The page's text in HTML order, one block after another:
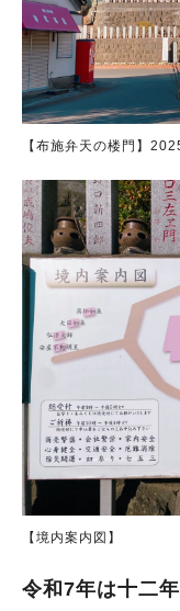
【布施弁天の楼門】
【境内案内図】
令和7年は十二